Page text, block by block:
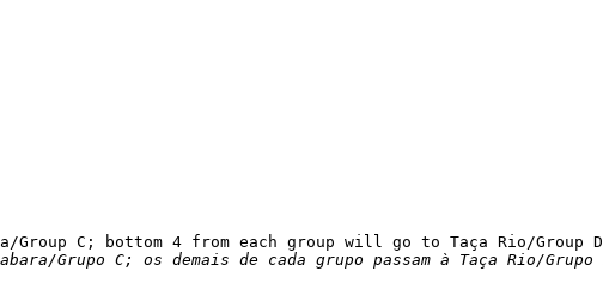
Grupo C; os demais de cada grupo passam à Taça Rio/Grupo